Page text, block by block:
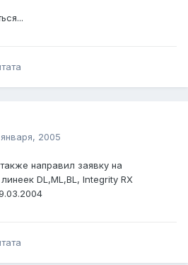
января, 2005
направил заявку на
DL,ML,BL, Integrity RX